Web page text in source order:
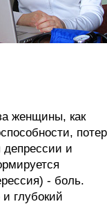
женщины, как
депрессии и
- боль.
глубокий